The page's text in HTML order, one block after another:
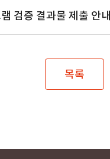
검증 결과물 제출 안내
목록